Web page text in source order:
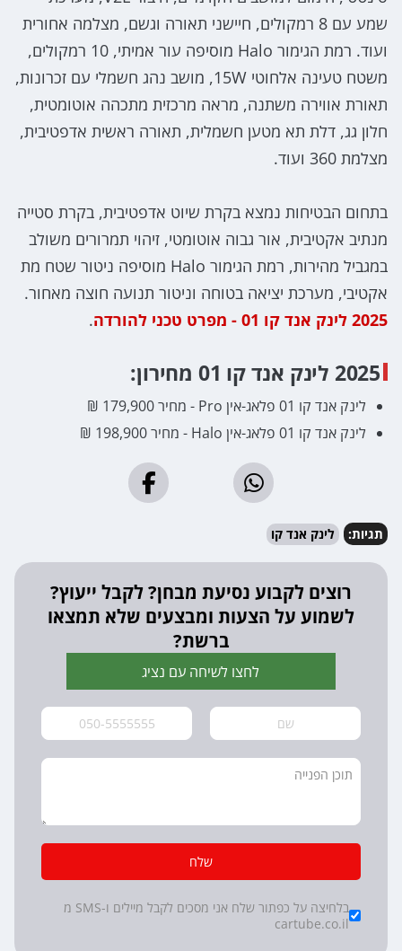
שמע עם 8 רמקולים, חיישני תאורה וגשם, מצלמה אחורית
ועוד. רמת הגימור Halo מוסיפה עור אמיתי, 10 רמקולים,
משטח טעינה אלחוטי 15W, מושב נהג חשמלי עם זכרונות,
תאורת אווירה משתנה, מראה מרכזית מתכהה אוטומטית,
חלון גג, דלת תא מטען חשמלית, תאורה ראשית אדפטיבית,
מצלמת 360 ועוד.
בתחום הבטיחות נמצא בקרת שיוט אדפטיבית, בקרת סטייה
מנתיב אקטיבית, אור גבוה אוטומטי, זיהוי תמרורים משולב
במגביל מהירות, רמת הגימור Halo מוסיפה ניטור שטח מת
אקטיבי, מערכת יציאה בטוחה וניטור תנועה חוצה מאחור.
2025 לינק אנד קו 01 - מפרט טכני להורדה
.
2025 לינק אנד קו 01 מחירון:
לינק אנד קו 01 פלאג-אין Pro - מחיר 179,900 ₪
לינק אנד קו 01 פלאג-אין Halo - מחיר 198,900 ₪
תגיות: לינק אנד קו
רוצים לקבוע נסיעת מבחן? לקבל ייעוץ?
לשמוע על הצעות ומבצעים שלא תמצאו
ברשת?
לחצו לשיחה עם נציג
שלח
Checkboxes
*
בלחיצה על כפתור שלח אני מסכים לקבל מיילים ו-SMS מ
cartube.co.il